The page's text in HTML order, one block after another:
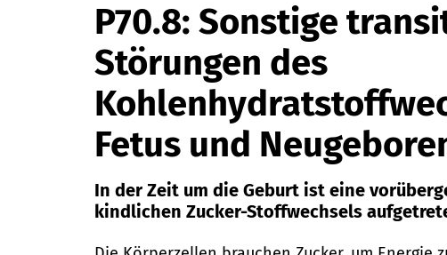
P70.8: Sonstige
Störungen des
Fetus und
In der Zeit um die Geburt ist eine
kindlichen Zucker-Stoffwechsels